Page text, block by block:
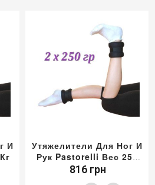
И
Утяжелители Для Ног И
Рук Pastorelli Вес 250
Гр
816 грн